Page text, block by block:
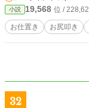
小説 19,568 位 /
お仕置き お尻叩き
32